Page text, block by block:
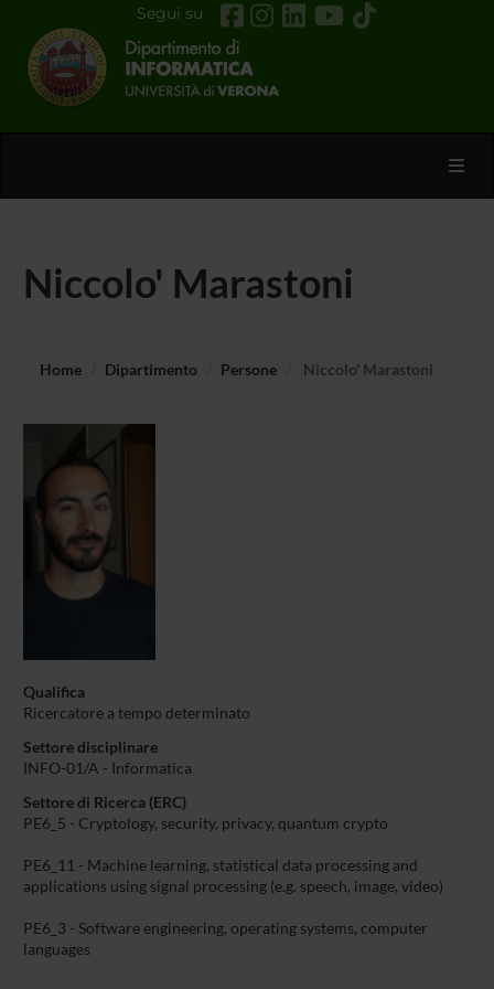
Segui su
Niccolo' Marastoni
Home Dipartimento Persone Niccolo' Marastoni
Qualifica
Ricercatore a tempo determinato
Settore disciplinare
INFO-01/A - Informatica
Settore di Ricerca (ERC)
PE6_5 - Cryptology, security, privacy, quantum crypto
PE6_11 - Machine learning, statistical data processing and
applications using signal processing (e.g. speech, image, video)
PE6_3 - Software engineering, operating systems, computer
languages